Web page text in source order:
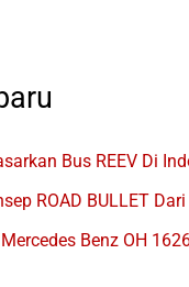
Bus REEV Di
ROAD BULLET
Benz OH